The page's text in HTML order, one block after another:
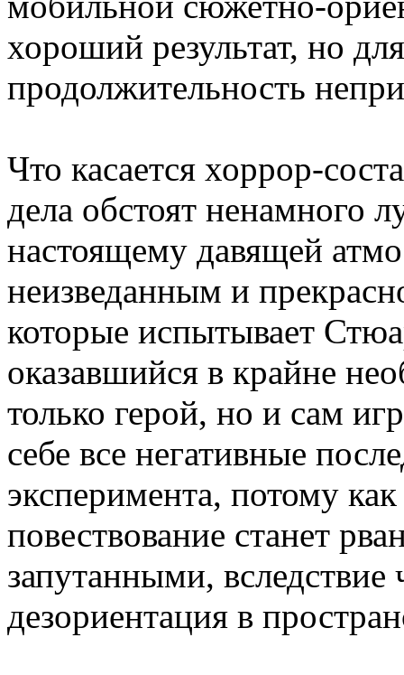
хороший результат, но
продолжительность
Что касается хоррор-
дела обстоят ненамного
настоящему давящей
неизведанным и
которые испытывает
оказавшийся в крайне
только герой, но и сам
себе все негативные
эксперимента, потому
повествование станет
запутанными, вследствие
дезориентация в